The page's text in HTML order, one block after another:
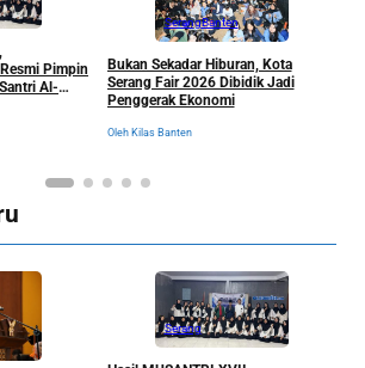
Pimpin
Al-
SerangBanten
Bukan Sekadar Hiburan, Kota
Serang Fair 2026 Dibidik Jadi
Penggerak Ekonomi
Oleh Kilas Banten
Serang